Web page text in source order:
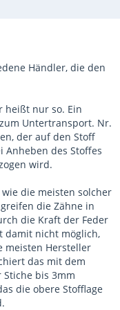
Händler, die den
heißt nur so. Ein
Untertransport. Nr.
der auf den Stoff
des Stoffes
wird.
die meisten solcher
die Zähne in
die Kraft der Feder
damit nicht möglich,
meisten Hersteller
das mit dem
bis 3mm
die obere Stofflage